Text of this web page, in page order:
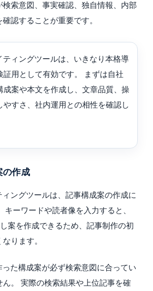
検索意図、事実確認、独自情報、内部
認することが重要です。
ティングツールは、いきなり本格導
証用として有効です。 まずは自社
成案や本文を作成し、文章品質、操
やすさ、社内運用との相性を確認し
の作成
ングツールは、記事構成案の作成に
キーワードや読者像を入力すると、
案を作成できるため、記事制作の初
ります。
った構成案が必ず検索意図に合ってい
ん。 実際の検索結果や上位記事を確